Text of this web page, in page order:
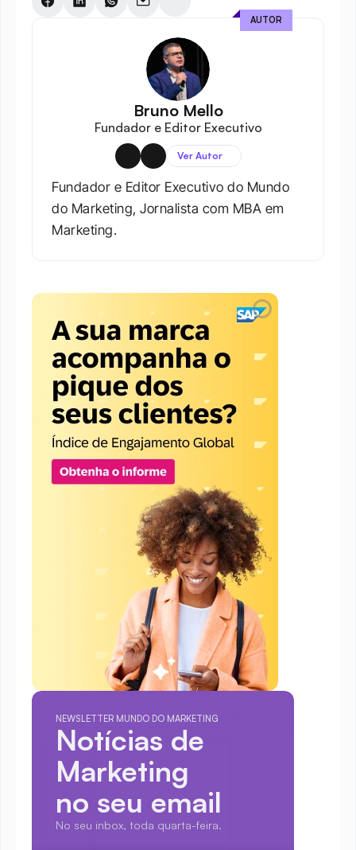
Bruno Mello
Fundador e Editor Executivo
Ver Autor
Fundador e Editor Executivo do Mundo
do Marketing, Jornalista com MBA em
Marketing.
AUTOR
NEWSLETTER MUNDO DO MARKETING
Notícias de
Marketing
no seu email
No seu inbox, toda quarta-feira.